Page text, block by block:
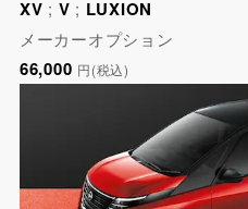
XV ; V ; LUXION
メーカーオプション
66,000 円(税込)